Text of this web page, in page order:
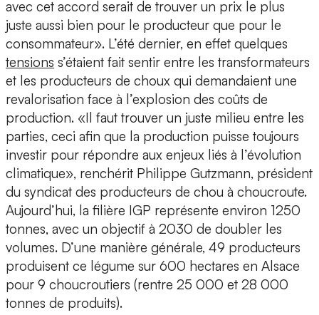
avec cet accord serait de trouver un prix le plus
juste aussi bien pour le producteur que pour le
consommateur». L’été dernier, en effet quelques
tensions s’étaient fait sentir entre les transformateurs
et les producteurs de choux qui demandaient une
revalorisation face à l’explosion des coûts de
production. «Il faut trouver un juste milieu entre les
parties, ceci afin que la production puisse toujours
investir pour répondre aux enjeux liés à l’évolution
climatique», renchérit Philippe Gutzmann, président
du syndicat des producteurs de chou à choucroute.
Aujourd’hui, la filière IGP représente environ 1250
tonnes, avec un objectif à 2030 de doubler les
volumes. D’une manière générale, 49 producteurs
produisent ce légume sur 600 hectares en Alsace
pour 9 choucroutiers (rentre 25 000 et 28 000
tonnes de produits).